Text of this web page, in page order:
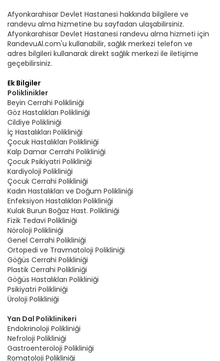
Afyonkarahisar Devlet Hastanesi hakkında bilgilere ve
randevu alma hizmetine bu sayfadan ulaşabilirsiniz.
Afyonkarahisar Devlet Hastanesi randevu alma hizmeti için
RandevuAl.com'u kullanabilir, sağlık merkezi telefon ve
adres bilgileri kullanarak direkt sağlık merkezi ile iletişime
geçebilirsiniz.
Ek Bilgiler
Poliklinikler
Beyin Cerrahi Polikliniği
Göz Hastalıkları Polikliniği
Cildiye Polikliniği
İç Hastalıkları Polikliniği
Çocuk Hastalıkları Polikliniği
Kalp Damar Cerrahi Polikliniği
Çocuk Psikiyatri Polikliniği
Kardiyoloji Polikliniği
Çocuk Cerrahi Polikliniği
Kadın Hastalıkları ve Doğum Polikliniği
Enfeksiyon Hastalıkları Polikliniği
Kulak Burun Boğaz Hast. Polikliniği
Fizik Tedavi Polikliniği
Nöroloji Polikliniği
Genel Cerrahi Polikliniği
Ortopedi ve Travmatoloji Polikliniği
Göğüs Cerrahi Polikliniği
Plastik Cerrahi Polikliniği
Göğüs Hastalıkları Polikliniği
Psikiyatri Polikliniği
Üroloji Polikliniği
Yan Dal Poliklinikeri
Endokrinoloji Polikliniği
Nefroloji Polikliniği
Gastroenteroloji Polikliniği
Romatoloji Polikliniği